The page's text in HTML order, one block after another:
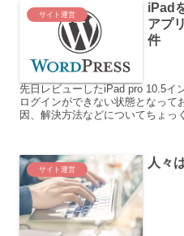
サイト運営
iPad
アプ
件
先日レビューしたiPad pro 10.5イ
ログインができない状態となって
因、解決方法などについてちょっ
サイト運営 人々